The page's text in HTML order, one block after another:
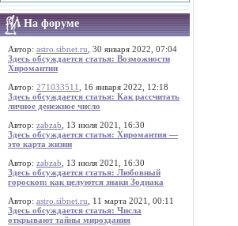
На форуме
Автор: astro.sibnet.ru , 30 января 2022, 07:04
Здесь обсуждается статья: Возможности
Хиромантии
Автор: 271033511
, 16 января 2022, 12:18
Здесь обсуждается статья: Как рассчитать
личное денежное число
Автор: zabzab , 13 июля 2021, 16:30
Здесь обсуждается статья: Хиромантия —
это карта жизни
Автор: zabzab , 13 июля 2021, 16:30
Здесь обсуждается статья: Любовный
гороскоп: как целуются знаки Зодиака
Автор: astro.sibnet.ru , 11 марта 2021, 00:11
Здесь обсуждается статья: Числа
открывают тайны мироздания